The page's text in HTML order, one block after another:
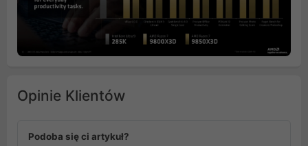
Opinie Klientów
Podoba się ci artykuł?